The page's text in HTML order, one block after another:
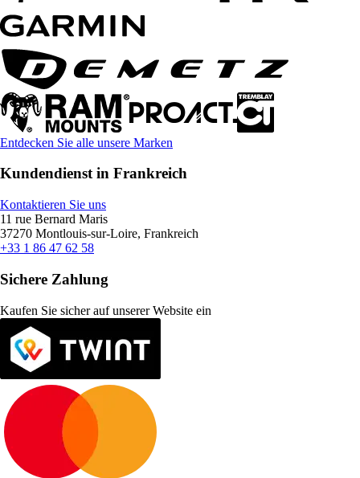
Entdecken Sie alle unsere Marken
Kundendienst in Frankreich
Kontaktieren Sie uns
11 rue Bernard Maris
37270 Montlouis-sur-Loire, Frankreich
+33 1 86 47 62 58
Sichere Zahlung
Kaufen Sie sicher auf unserer Website ein